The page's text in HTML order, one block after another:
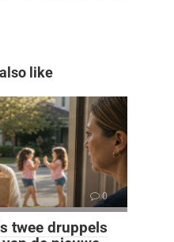
like
0
twee druppels